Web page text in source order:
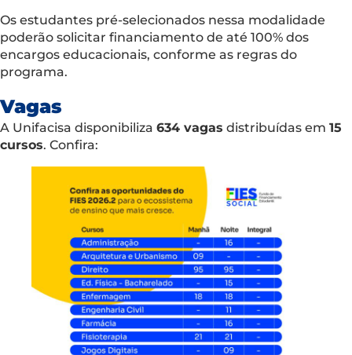
Os estudantes pré-selecionados nessa modalidade
poderão solicitar financiamento de até 100% dos
encargos educacionais, conforme as regras do
programa.
Vagas
A Unifacisa disponibiliza 634 vagas distribuídas em 15
cursos. Confira: